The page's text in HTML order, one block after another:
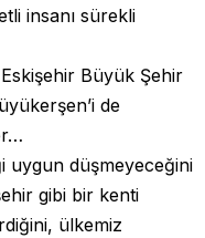
insanı sürekli
Büyük Şehir
de
uygun düşmeyeceğini
gibi bir kenti
ülkemiz